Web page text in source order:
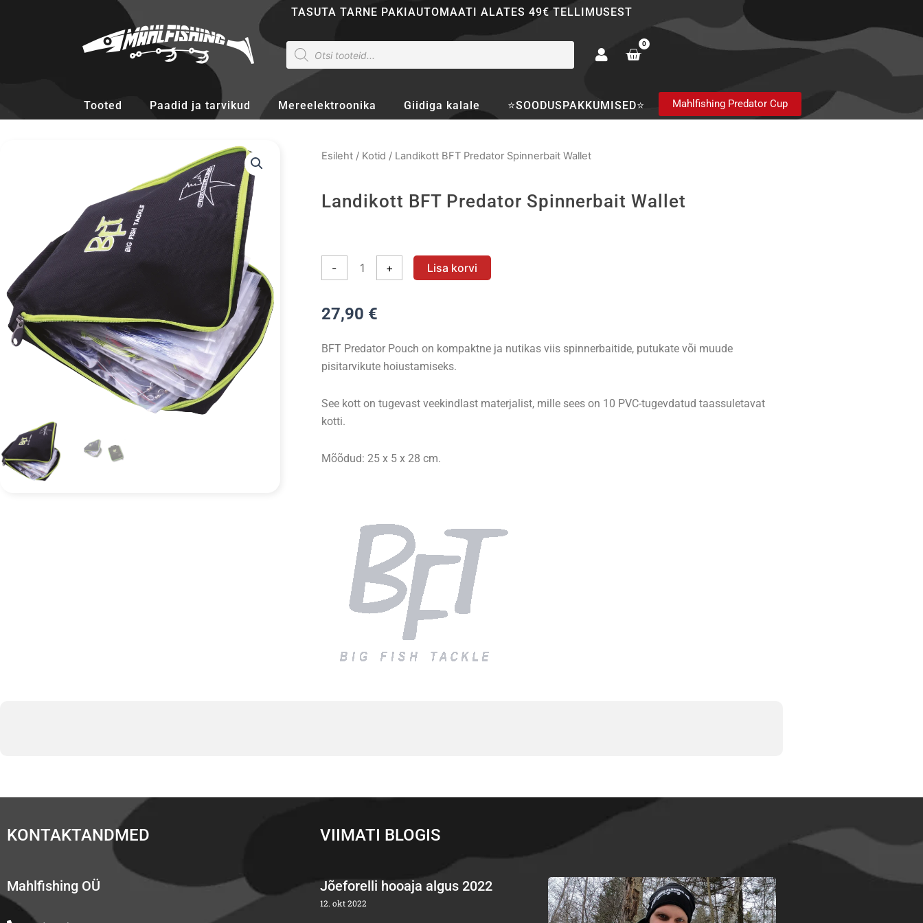
TASUTA TARNE PAKIAUTOMAATI ALATES 49€ TELLIMUSEST
Products
search
0
Cart
Tooted Paadid ja tarvikud Mereelektroonika Giidiga kalale ⭐SOODUSPAKKUMISED⭐ Mahlfishing Predator Cup
Esileht/ Kotid / Landikott BFT Predator Spinnerbait Wallet
Landikott BFT Predator Spinnerbait Wallet
-
Predator
Wallet
+ Lisa korvi
27,90 €
BFT Predator Pouch on kompaktne ja nutikas viis spinnerbaitide, putukate või muude
pisitarvikute hoiustamiseks.
See kott on tugevast veekindlast materjalist, mille sees on 10 PVC-tugevdatud taassuletavat
kotti.
Mõõdud: 25 x 5 x 28 cm.
KONTAKTANDMED
Mahlfishing OÜ
VIIMATI BLOGIS
Jõeforelli hooaja algus 2022
12. okt 2022